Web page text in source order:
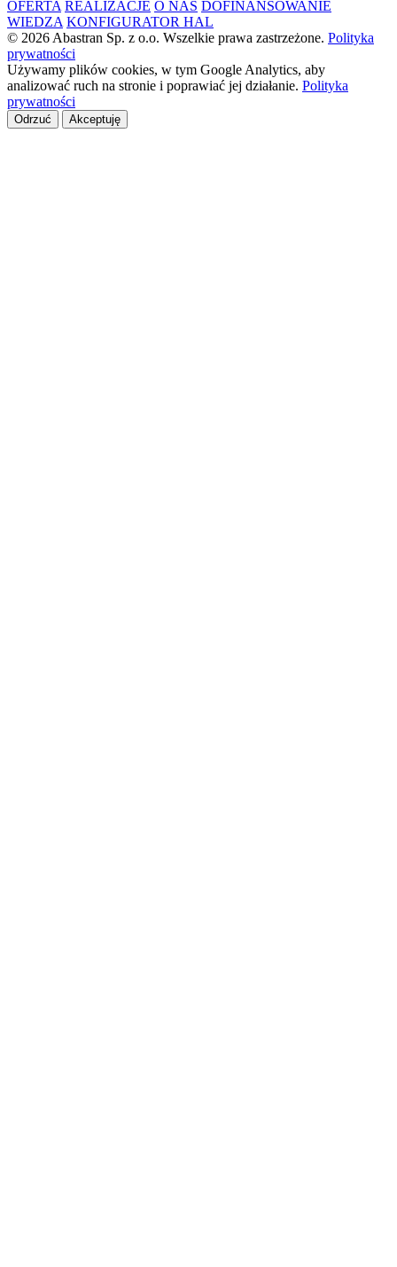
OFERTA REALIZACJE O NAS DOFINANSOWANIE
WIEDZA KONFIGURATOR HAL
© 2026 Abastran Sp. z o.o. Wszelkie prawa zastrzeżone. Polityka
prywatności
Używamy plików cookies, w tym Google Analytics, aby
analizować ruch na stronie i poprawiać jej działanie. Polityka
prywatności
Odrzuć Akceptuję